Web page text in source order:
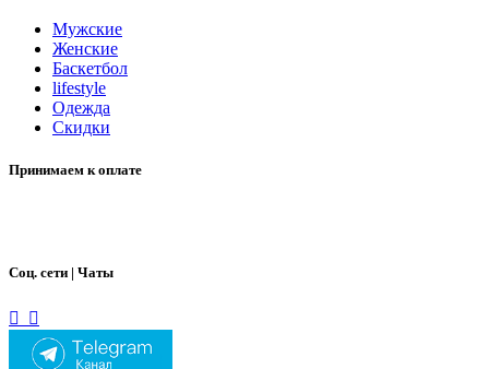
Мужские
Женские
Баскетбол
lifestyle
Одежда
Скидки
Принимаем к оплате
Соц. сети | Чаты